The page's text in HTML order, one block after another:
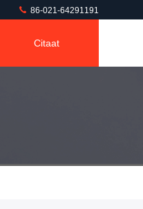
86-021-64291191
Citaat